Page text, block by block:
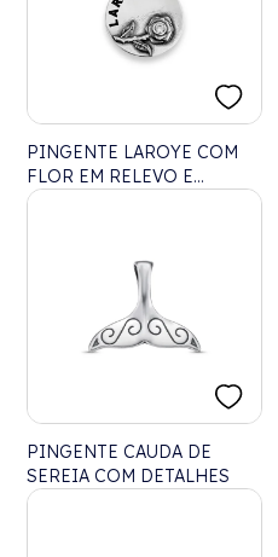
PINGENTE LAROYE COM
FLOR EM RELEVO E
ZIRCÔNIA CRISTAL
PINGENTE CAUDA DE
SEREIA COM DETALHES